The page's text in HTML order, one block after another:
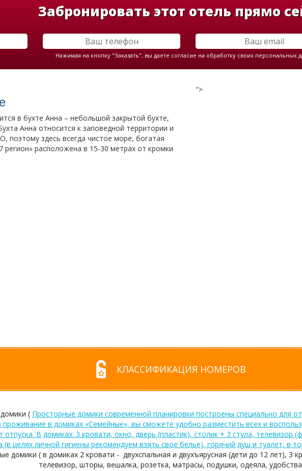
Забронировать этот отель прямо
Нажимая на кнопку "Заказать", вы даете согласие на обработку своих персональных
в бухте Анна – небольшой закрытой бухте,
Анна относится к заповедной территории и
поэтому здесь всегда чистое море, богатая
расположена в 15-30 метрах от кромки
">
КЛАССИФИКАЦИЯ НОМЕРОВ
( Просторные домики современной планировки построены специально для
в домиках «Семейные», вы сможете удобно разместить всех и
отпуска. В домиках: 3 кровати, окно, дверь (пластик), столик + 3 стула,
(в целях личной гигиены рекомендуем взять свое белье), горячий душ и туалет, в
домики ( в домиках 2 кровати - двухспальная и двухъярусная (дети до 12 лет), 3
телевизор, шторы, вешалка, розетка, матрасы, подушки, одеяла,